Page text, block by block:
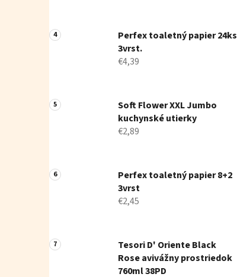
Perfex toaletný papier 24ks
3vrst.
€4,39
Soft Flower XXL Jumbo
kuchynské utierky
€2,89
Perfex toaletný papier 8+2
3vrst
€2,45
Tesori D' Oriente Black
Rose avivážny prostriedok
760ml 38PD